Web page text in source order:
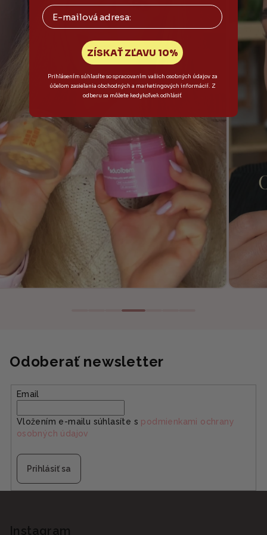
Odoberať newsletter
Email
Vložením e-mailu súhlasíte s podmienkami ochrany
osobných údajov
Prihlásiť sa
Instagram
Email
ZÍSKAŤ ZĽAVU 10%
Prihlásením súhlasíte so spracovaním vašich osobných údajov za
účelom zasielania obchodných a marketingových informácií. Z
odberu sa môžete kedykoľvek odhlásiť